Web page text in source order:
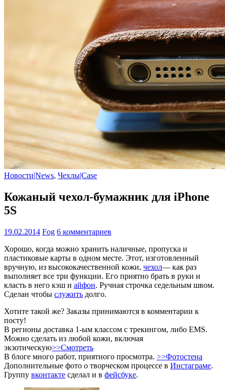
Новости|News, Чехлы|Case
Кожаный чехол-бумажник для iPhone
5S
19.02.2014 Fog 6 комментариев
Хорошо, когда можно хранить наличные, пропуска и
пластиковые карты в одном месте. Этот, изготовленный
вручную, из высококачественной кожи, чехол— как раз
выполняет все три функции. Его приятно брать в руки и
класть в него кэш и айфон. Ручная строчка седельным швом.
Сделан чтобы служить долго.
Хотите такой же? Заказы принимаются в комментарии к
посту!
В регионы доставка 1-ым классом с трекингом, либо EMS.
Можно сделать из любой кожи, включая
экзотическую>>Смотреть
В блоге много работ, приятного просмотра. >>Фотостена
Дополнительные фото о творческом процессе в Инстаграме.
Группу вконтакте сделал и в фейсбуке.